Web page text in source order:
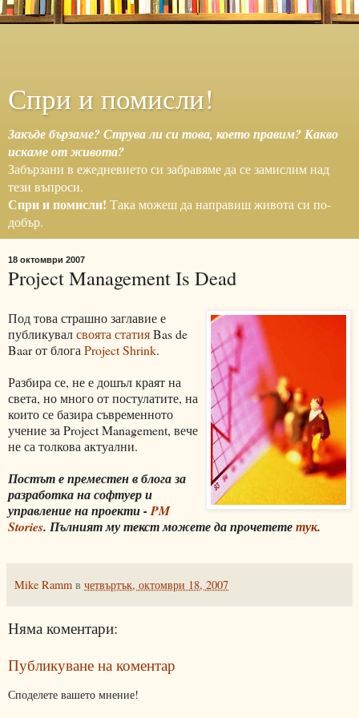
Спри и помисли!
Закъде бързаме? Струва ли си това, което правим? Какво
искаме от живота?
Забързани в ежедневието си забравяме да се замислим над
тези въпроси.
Спри и помисли! Така можеш да направиш живота си по-
добър.
18 октомври 2007
Project Management Is Dead
Под това страшно заглавие е
публикувалсвоята статияBas de
Baar от блога Project Shrink.
Разбира се, не е дошъл краят на
света, но много от постулатите, на
които се базира съвременното
учение за Project Management, вече
не са толкова актуални.
Постът е преместен в блога за
разработка на софтуер и
управление на проекти -PM
Stories. Пълният му текст можете да прочетететук.
Mike Ramm в четвъртък, октомври 18, 2007
Няма коментари:
Публикуване на коментар
Споделете вашето мнение!